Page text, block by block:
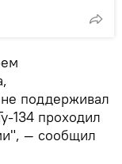
поддерживал
134 проходил
— сообщил